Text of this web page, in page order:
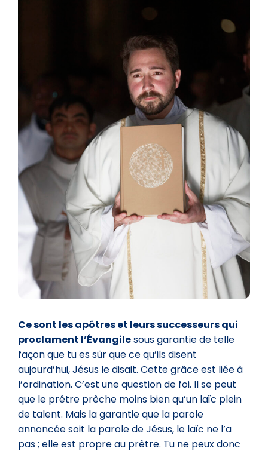
Ce sont les apôtres et leurs successeurs qui
proclament l’Évangilesous garantie de telle
façon que tu es sûr que ce qu’ils disent
aujourd’hui, Jésus le disait. Cette grâce est liée à
l’ordination. C’est une question de foi. Il se peut
que le prêtre prêche moins bien qu’un laïc plein
de talent. Mais la garantie que la parole
annoncée soit la parole de Jésus, le laïc ne l’a
pas ; elle est propre au prêtre. Tu ne peux donc